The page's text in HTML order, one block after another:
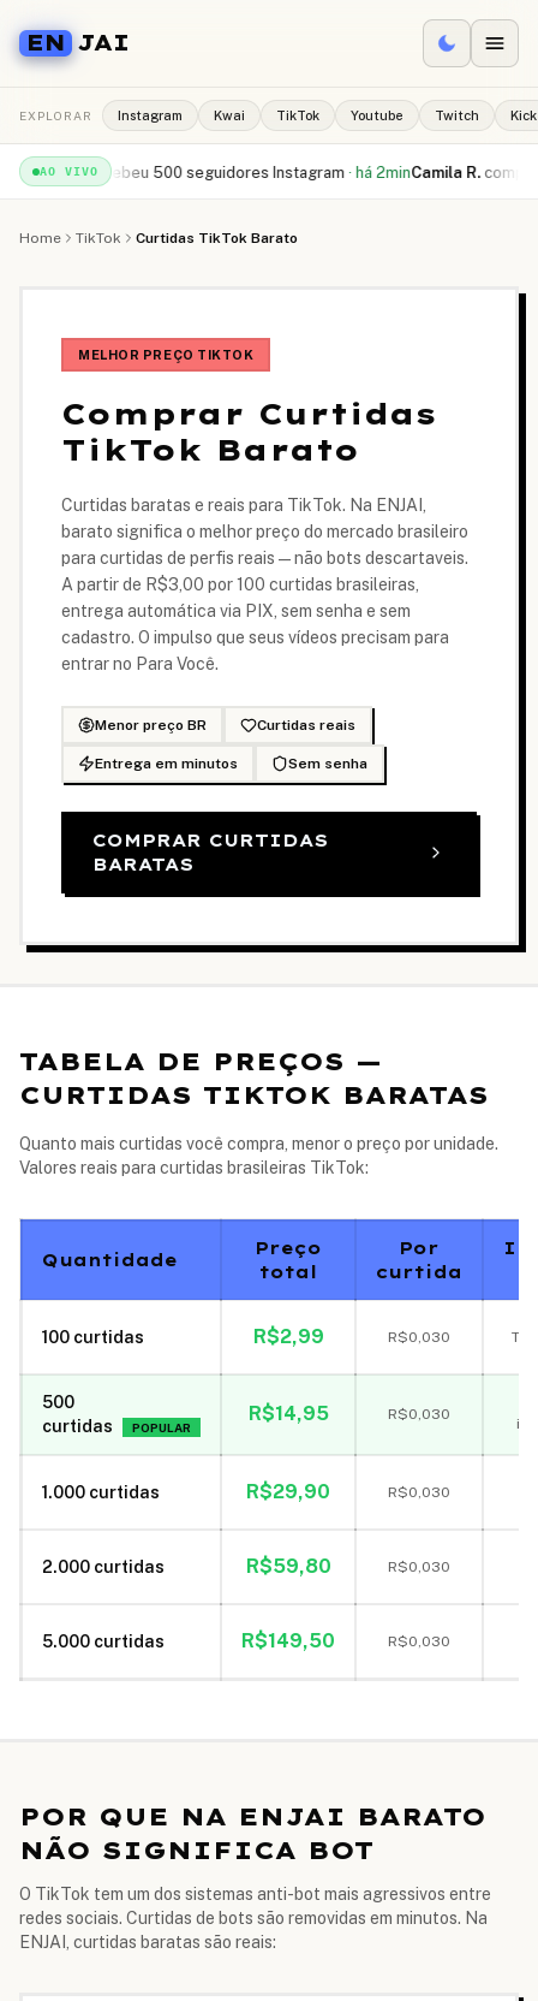
EN JAI
EXPLORAR Instagram Kwai TikTok Youtube Twitch Kick
AO VIVO
S. recebeu 500 seguidores Instagram ·há 2minCamila R. comprou
Home TikTok Curtidas TikTok Barato
MELHOR PREÇO TIKTOK
Comprar Curtidas
TikTok Barato
Curtidas baratas e reais para TikTok. Na ENJAI,
barato significa o melhor preço do mercado brasileiro
para curtidas de perfis reais — não bots descartaveis.
A partir de R$3,00 por 100 curtidas brasileiras,
entrega automática via PIX, sem senha e sem
cadastro. O impulso que seus vídeos precisam para
entrar no Para Você.
Menor preço BR Curtidas reais
Entrega em minutos Sem senha
COMPRAR CURTIDAS
BARATAS
TABELA DE PREÇOS —
CURTIDAS TIKTOK BARATAS
Quanto mais curtidas você compra, menor o preço por unidade.
Valores reais para curtidas brasileiras TikTok:
Quantidade
Preço
total
Por
curtida
100 curtidas R$2,99 R$0,030
500
curtidas
POPULAR
R$14,95 R$0,030
1.000 curtidas R$29,90 R$0,030
2.000 curtidas R$59,80 R$0,030
5.000 curtidas R$149,50 R$0,030
POR QUE NA ENJAI BARATO
NÃO SIGNIFICA BOT
O TikTok tem um dos sistemas anti-bot mais agressivos entre
redes sociais. Curtidas de bots são removidas em minutos. Na
ENJAI, curtidas baratas são reais: